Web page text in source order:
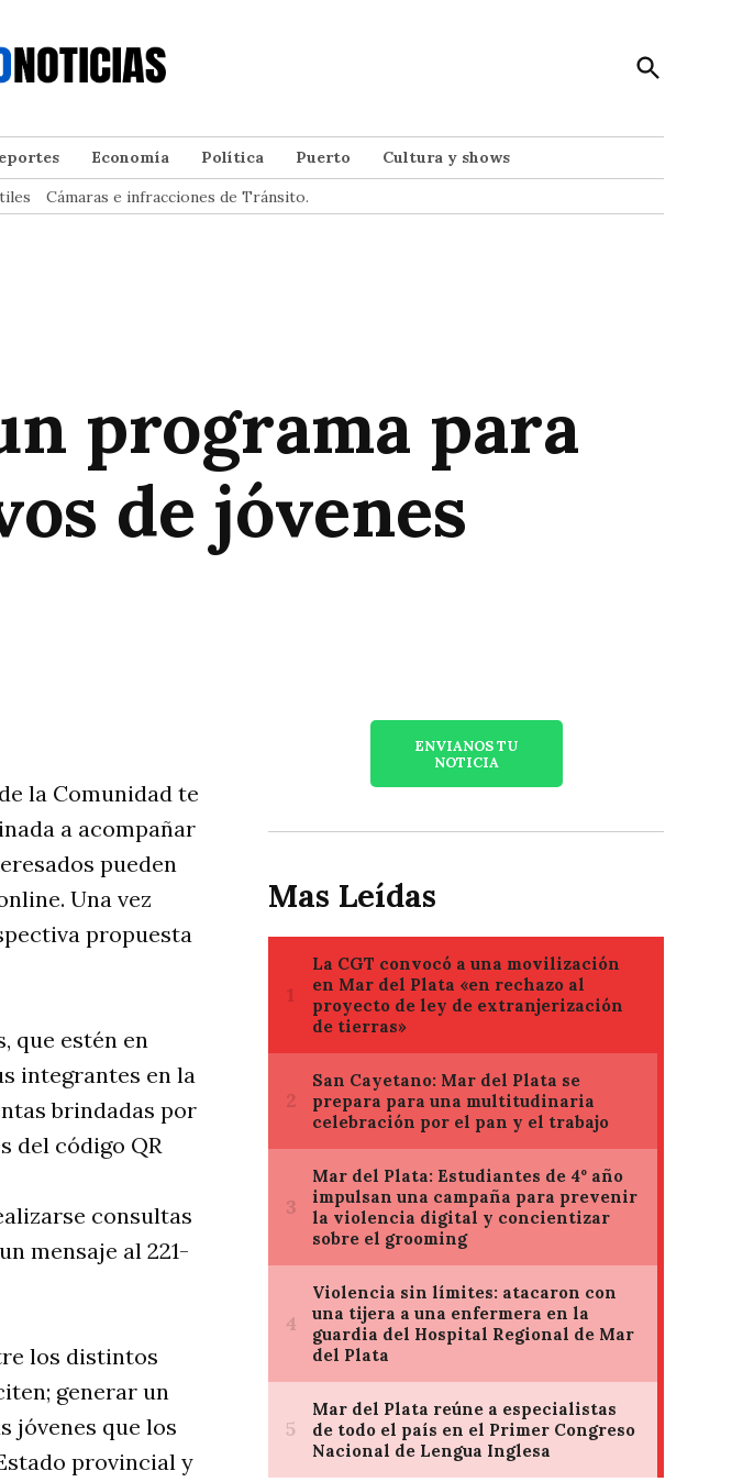
Open
Search
Economía Política Puerto
Cultura y shows
Cámaras e infracciones de Tránsito.
programa para
de jóvenes
la Comunidad te
a acompañar
pueden
Una vez
propuesta
que estén en
integrantes en la
brindadas por
del código QR
consultas
mensaje al 221-
los distintos
generar un
jóvenes que los
provincial y
ENVIANOS TU
NOTICIA
Mas Leídas